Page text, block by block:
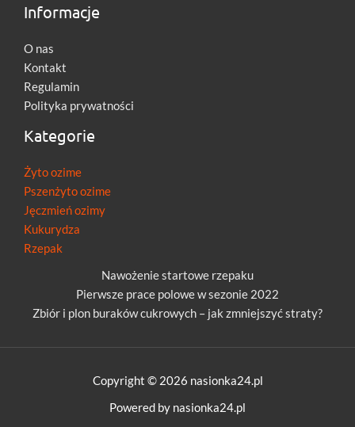
Informacje
O nas
Kontakt
Regulamin
Polityka prywatności
Kategorie
Żyto ozime
Pszenżyto ozime
Jęczmień ozimy
Kukurydza
Rzepak
Nawożenie startowe rzepaku
Pierwsze prace polowe w sezonie 2022
Zbiór i plon buraków cukrowych – jak zmniejszyć straty?
Copyright © 2026 nasionka24.pl
Powered by nasionka24.pl